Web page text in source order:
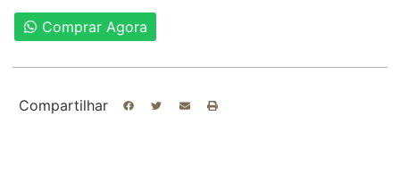
Comprar Agora
Compartilhar